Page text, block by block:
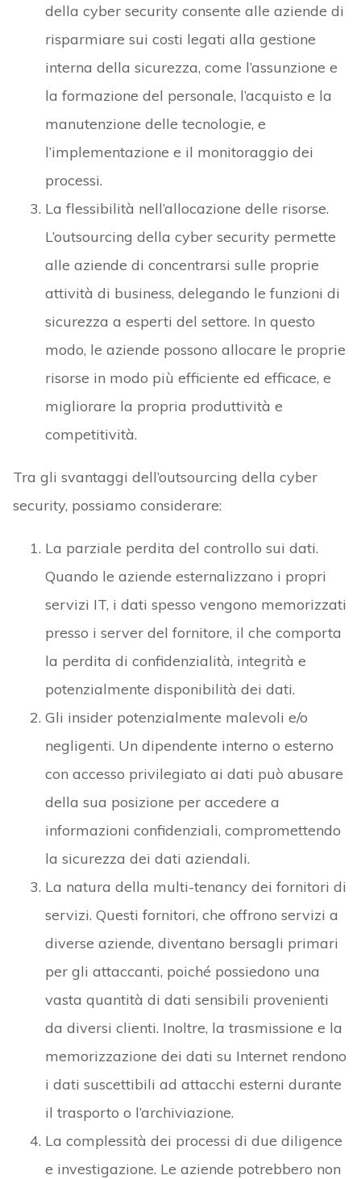
della cyber security consente alle aziende di
risparmiare sui costi legati alla gestione
interna della sicurezza, come l’assunzione e
la formazione del personale, l’acquisto e la
manutenzione delle tecnologie, e
l’implementazione e il monitoraggio dei
processi.
La flessibilità nell’allocazione delle risorse.
L’outsourcing della cyber security permette
alle aziende di concentrarsi sulle proprie
attività di business, delegando le funzioni di
sicurezza a esperti del settore. In questo
modo, le aziende possono allocare le proprie
risorse in modo più efficiente ed efficace, e
migliorare la propria produttività e
competitività.
Tra gli svantaggi dell’outsourcing della cyber
security, possiamo considerare:
La parziale perdita del controllo sui dati.
Quando le aziende esternalizzano i propri
servizi IT, i dati spesso vengono memorizzati
presso i server del fornitore, il che comporta
la perdita di confidenzialità, integrità e
potenzialmente disponibilità dei dati.
Gli insider potenzialmente malevoli e/o
negligenti. Un dipendente interno o esterno
con accesso privilegiato ai dati può abusare
della sua posizione per accedere a
informazioni confidenziali, compromettendo
la sicurezza dei dati aziendali.
La natura della multi-tenancy dei fornitori di
servizi. Questi fornitori, che offrono servizi a
diverse aziende, diventano bersagli primari
per gli attaccanti, poiché possiedono una
vasta quantità di dati sensibili provenienti
da diversi clienti. Inoltre, la trasmissione e la
memorizzazione dei dati su Internet rendono
i dati suscettibili ad attacchi esterni durante
il trasporto o l’archiviazione.
La complessità dei processi di due diligence
e investigazione. Le aziende potrebbero non